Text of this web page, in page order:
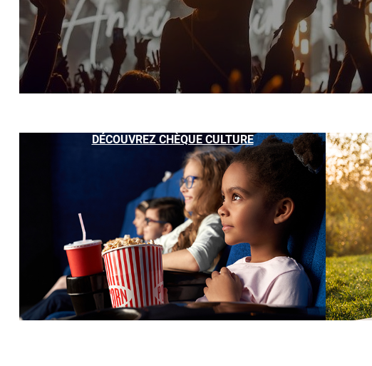
DÉCOUVREZ CHÈQUE CULTURE